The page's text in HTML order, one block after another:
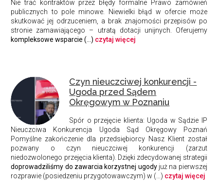
Nie trać kontraktów przez błędy formalne Prawo zamówień
publicznych to pole minowe. Niewielki błąd w ofercie może
skutkować jej odrzuceniem, a brak znajomości przepisów po
stronie zamawiającego – utratą dotacji unijnych. Oferujemy
kompleksowe wsparcie (...) czytaj więcej
Czyn nieuczciwej konkurencji -
Ugoda przed Sądem
Okręgowym w Poznaniu
Spór o przejęcie klienta: Ugoda w Sądzie IP
Nieuczciwa Konkurencja
Ugoda
Sąd Okręgowy Poznań
Pomyślne zakończenie dla przedsiębiorcy Nasz Klient został
pozwany o czyn nieuczciwej konkurencji (zarzut
niedozwolonego przejęcia klienta). Dzięki zdecydowanej strategii
doprowadziliśmy do zawarcia korzystnej ugodyjuż na pierwszej
rozprawie (posiedzeniu przygotowawczym) w (...) czytaj więcej